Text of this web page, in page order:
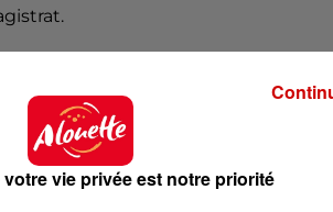
vie privée est notre priorité